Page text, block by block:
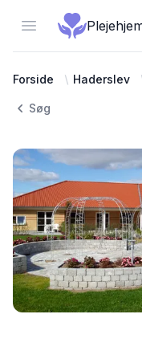
Open menu
Forside Haderslev
Søg